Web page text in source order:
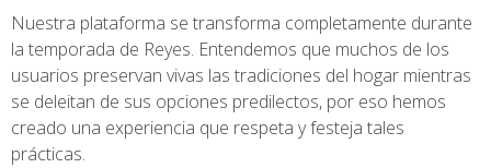
Nuestra plataforma se transforma completamente durante
la temporada de Reyes. Entendemos que muchos de los
usuarios preservan vivas las tradiciones del hogar mientras
se deleitan de sus opciones predilectos, por eso hemos
creado una experiencia que respeta y festeja tales
prácticas.